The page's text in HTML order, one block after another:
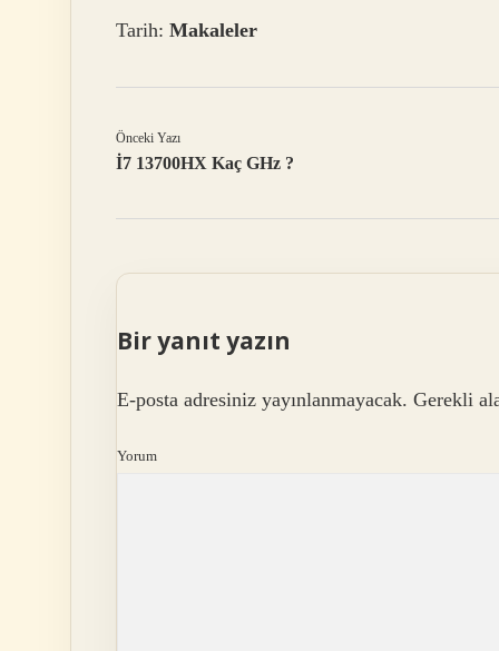
Tarih: Makaleler
Önceki Yazı
İ7 13700HX Kaç GHz ?
Bir yanıt yazın
E-posta adresiniz yayınlanmayacak. Gerekli
Yorum